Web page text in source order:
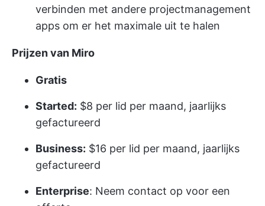
verbinden met andere projectmanagement
apps om er het maximale uit te halen
Prijzen van Miro
Gratis
Started: $8 per lid per maand, jaarlijks
gefactureerd
Business: $16 per lid per maand, jaarlijks
gefactureerd
Enterprise: Neem contact op voor een